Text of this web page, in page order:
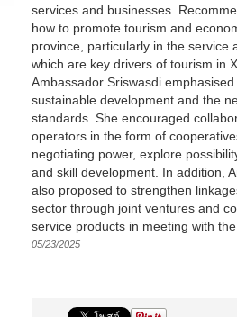
services and businesses.
how to promote tourism and
province, particularly in the service
which are key drivers of tourism in
Ambassador Sriswasdi
sustainable development and the
standards. She encouraged
operators in the form of
negotiating power, explore
and skill development. In addition,
also proposed to strengthen
sector through joint ventures and
service products in meeting with
05/23/2025